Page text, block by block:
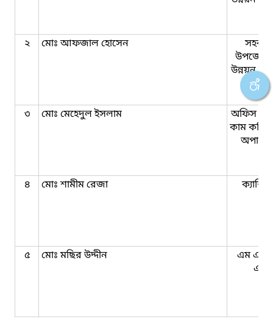
২ মোঃ আফজাল হোসেন
উন্নয়ন
৩ মোঃ মেহেদুল ইসলাম
অফিস
কাম
৪ মোঃ শামীম রেজা
৫ মোঃ মছির উদ্দীন
এম এল
এস